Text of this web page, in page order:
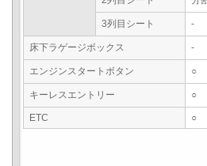
3列目シート -
床下ラゲージボックス -
エンジンスタートボタン ○
キーレスエントリー ○
ETC ○